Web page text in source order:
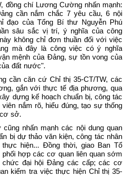
đồng chí Lương Cường nhấn mạnh:
cần nắm chắc 7 yêu cầu, 6 nội
đạo của Tổng Bí thư Nguyễn Phú
sâu sắc vị trí, ý nghĩa của công
không chỉ đơn thuần đối với việc
mà đây là công việc có ý nghĩa
mệnh của Đảng, sự tồn vong của
đất nước".
cần căn cứ Chỉ thị 35-CT/TW, các
gắn với thực tế địa phương, qua
dựng kế hoạch chuẩn bị, công tác
nắm rõ, hiểu đúng, tạo sự thống
sở.
nhấn mạnh các nội dung quan
bị dự thảo văn kiện, công tác nhân
hiện... Đồng thời, giao Ban Tổ
hợp các cơ quan liên quan sớm
chức đại hội Đảng các cấp; các cơ
kiểm tra việc thực hiện Chỉ thị 35-